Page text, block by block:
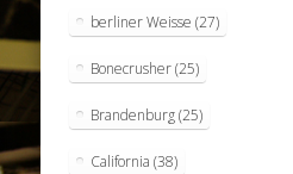
berliner Weisse (27)
Bonecrusher(25)
Brandenburg(25)
California (38)